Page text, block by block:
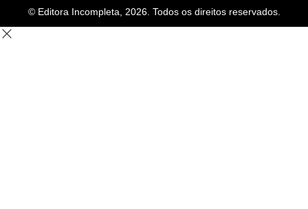
© Editora Incompleta, 2026. Todos os direitos reservados.